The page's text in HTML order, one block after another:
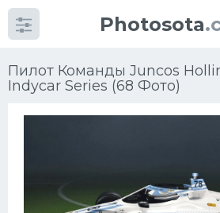
Photosota
Пилот Команды Juncos
Indycar Series (68 Фото)
КатегорииФото